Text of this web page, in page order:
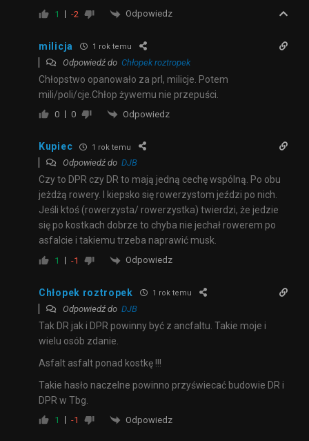
1 -2 Odpowiedz
milicja 1 rok temu
Odpowiedź do Chłopek roztropek
Chłopstwo opanowało za prl, milicje. Potem
mili/poli/cje.Chłop żywemu nie przepuści.
0 0 Odpowiedz
Kupiec 1 rok temu
Odpowiedź do DJB
Czy to DPR czy DR to mają jedną cechę wspólną. Po obu
jeżdżą rowery. I kiepsko się rowerzystom jeździ po nich.
Jeśli ktoś (rowerzysta/ rowerzystka) twierdzi, że jedzie
się po kostkach dobrze to chyba nie jechał rowerem po
asfalcie i takiemu trzeba naprawić musk.
1 -1 Odpowiedz
Chłopek roztropek 1 rok temu
Odpowiedź do DJB
Tak DR jak i DPR powinny być z ancfaltu. Takie moje i
wielu osób zdanie.
Asfalt asfalt ponad kostkę !!!
Takie hasło naczelne powinno przyświecać budowie DR i
DPR w Tbg.
1 -1 Odpowiedz